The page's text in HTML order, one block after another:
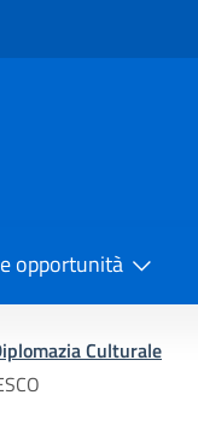
opportunità
Culturale